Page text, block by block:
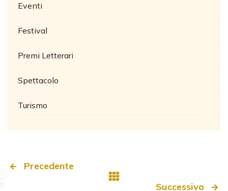
Eventi
Festival
Premi Letterari
Spettacolo
Turismo
Precedente
Successivo